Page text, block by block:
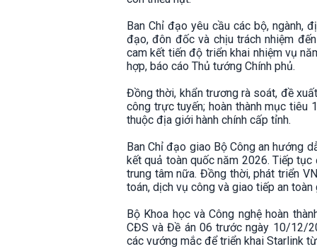
Ban Chỉ đạo yêu cầu các bộ, ngành,
đạo, đôn đốc và chịu trách nhiệm
cam kết tiến độ triển khai nhiệm vụ
hợp, báo cáo Thủ tướng Chính phủ.
Đồng thời, khẩn trương rà soát, đề
công trực tuyến; hoàn thành mục tiêu
thuộc địa giới hành chính cấp tỉnh.
Ban Chỉ đạo giao Bộ Công an hướng
kết quả toàn quốc năm 2026. Tiếp
trung tâm nữa. Đồng thời, phát triển
toán, dịch vụ công và giao tiếp an
Bộ Khoa học và Công nghệ hoàn
CĐS và Đề án 06 trước ngày 10/12/
các vướng mắc để triển khai Starlink